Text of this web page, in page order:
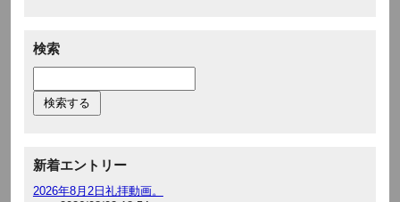
検索
新着エントリー
2026年8月2日礼拝動画。